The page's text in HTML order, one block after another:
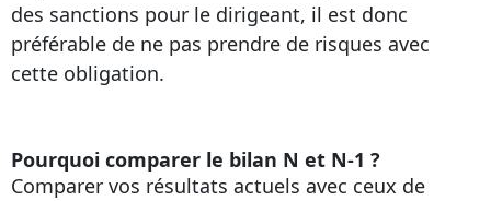
des sanctions pour le dirigeant, il est donc
préférable de ne pas prendre de risques avec
cette obligation.
Pourquoi comparer le bilan N et N-1 ?
Comparer vos résultats actuels avec ceux de